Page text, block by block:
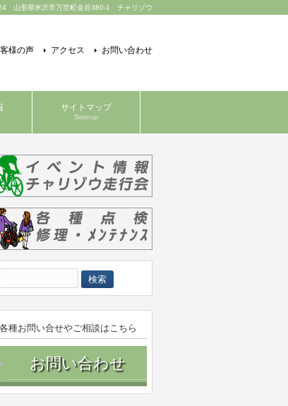
山形県米沢市万世町金谷380-1 チャリゾウ
様の声 アクセス お問い合わせ
サイトマップ
Sitemap
索:
各種お問い合せやご相談はこちら
お問い合わせ